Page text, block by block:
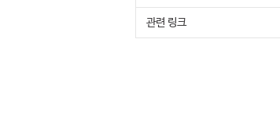
관련 링크